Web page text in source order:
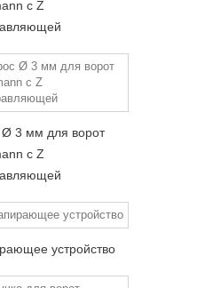
с Z
Ø 3 мм для ворот
с Z
устройство